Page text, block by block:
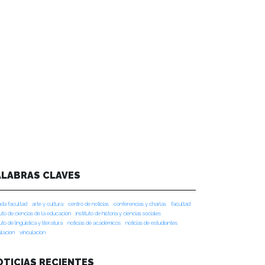
CLAVES
facultad arte y cultura centro de noticias conferencias y charlas
facultad
de ciencias de la educación
instituto de historia y ciencias sociales
de lingüística y literatura
noticias de académicos
noticias de estudiantes
vinculación
RECIENTES